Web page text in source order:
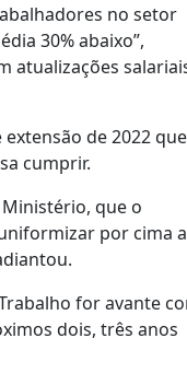
no setor
30% abaixo”,
atualizações
de 2022 que
cumprir.
que o
por cima
for avante
dois, três anos